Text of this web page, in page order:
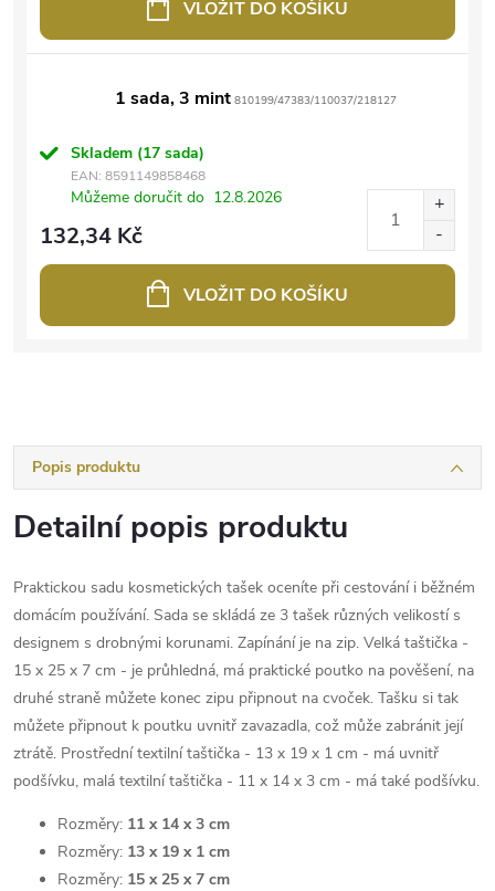
VLOŽIT DO KOŠÍKU
1 sada, 3 mint 810199/47383/110037/218127
Skladem (17 sada)
EAN: 8591149858468
Můžeme doručit do 12.8.2026
132,34 Kč
VLOŽIT DO KOŠÍKU
Popis produktu
Detailní popis produktu
Praktickou sadu kosmetických tašek oceníte při cestování i běžném
domácím používání. Sada se skládá ze 3 tašek různých velikostí s
designem s drobnými korunami. Zapínání je na zip. Velká taštička -
15 x 25 x 7 cm - je průhledná, má praktické poutko na pověšení, na
druhé straně můžete konec zipu připnout na cvoček. Tašku si tak
můžete připnout k poutku uvnitř zavazadla, což může zabránit její
ztrátě. Prostřední textilní taštička - 13 x 19 x 1 cm - má uvnitř
podšívku, malá textilní taštička - 11 x 14 x 3 cm - má také podšívku.
Rozměry: 11 x 14 x 3 cm
Rozměry: 13 x 19 x 1 cm
Rozměry: 15 x 25 x 7 cm